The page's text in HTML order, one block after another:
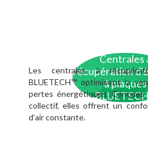
Centrales
récupération
à plaques
Les centrales à
BLUETECH™ optimisent la
pertes énergétiques.
collectif, elles offrent un
d’air constante.